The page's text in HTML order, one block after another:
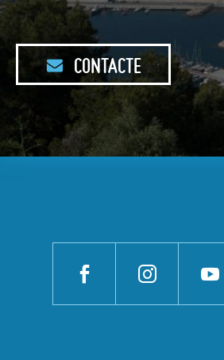
CONTACTE